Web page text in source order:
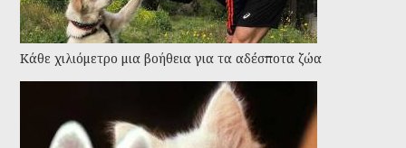
Kάθε χιλιόμετρο μια βοήθεια για τα αδέσποτα ζώα